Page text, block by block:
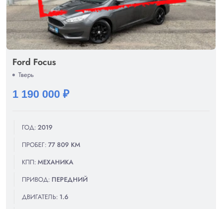
Ford Focus
Тверь
1 190 000 ₽
ГОД: 2019
ПРОБЕГ: 77 809 КМ
КПП: МЕХАНИКА
ПРИВОД: ПЕРЕДНИЙ
ДВИГАТЕЛЬ: 1.6